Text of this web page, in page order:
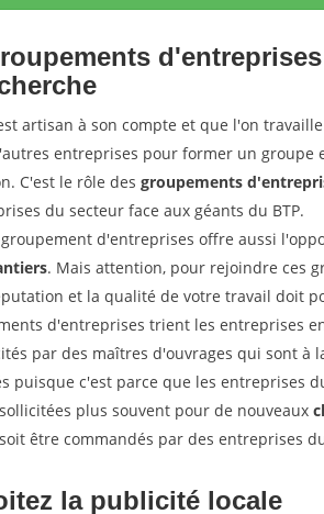
artisan à son compte et que l'on
entreprises pour former un groupe
C'est le rôle des groupements
du secteur face aux géants du BTP.
d'entreprises offre aussi
. Mais attention, pour rejoindre ces
et la qualité de votre travail doit
d'entreprises trient les entreprises
par des maîtres d'ouvrages qui sont à
puisque c'est parce que les entreprises
plus souvent pour de nouveaux
être commandés par des entreprises
la publicité locale